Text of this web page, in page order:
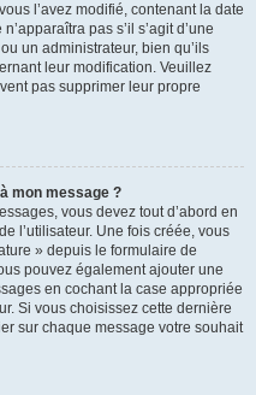
l’avez modifié, contenant la date
pas s’il s’agit d’une
un administrateur, bien qu’ils
leur modification. Veuillez
pas supprimer leur propre
mon message ?
vous devez tout d’abord en
l’utilisateur. Une fois créée, vous
» depuis le formulaire de
pouvez également ajouter une
en cochant la case appropriée
Si vous choisissez cette dernière
sur chaque message votre souhait